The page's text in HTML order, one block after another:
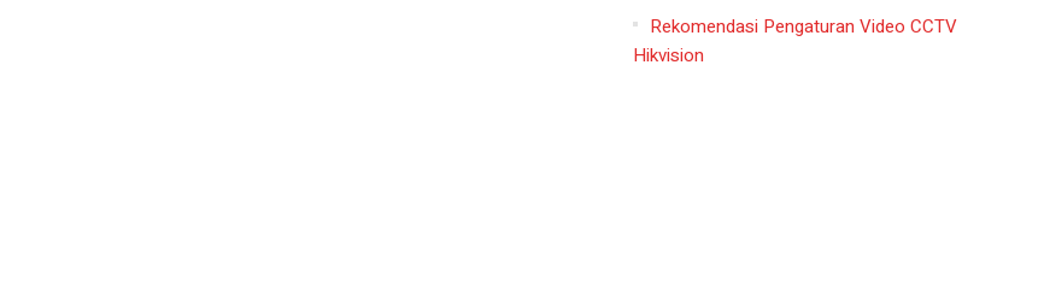
Rekomendasi Pengaturan Video CCTV
Hikvision